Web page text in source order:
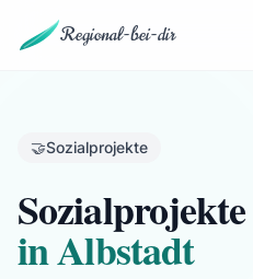
Regional-bei-dir
🤝Sozialprojekte
Sozialprojekte
in Albstadt